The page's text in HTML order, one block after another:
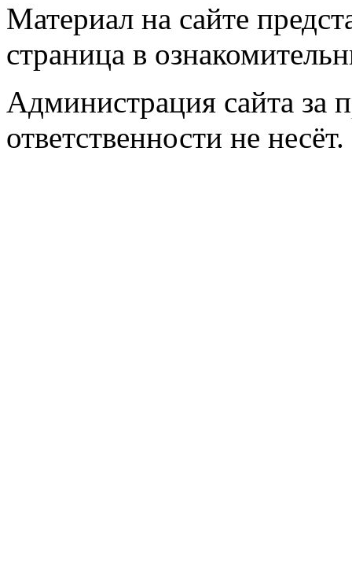
Материал на сайте
страница в
Администрация сайта за
ответственности не несёт.